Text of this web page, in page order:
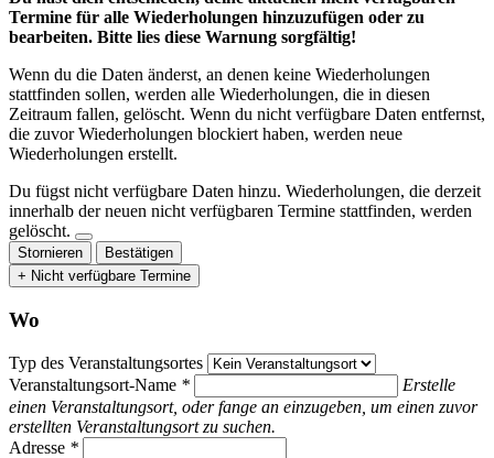
Termine für alle Wiederholungen hinzuzufügen oder zu
bearbeiten. Bitte lies diese Warnung sorgfältig!
Wenn du die Daten änderst, an denen keine Wiederholungen
stattfinden sollen, werden alle Wiederholungen, die in diesen
Zeitraum fallen, gelöscht. Wenn du nicht verfügbare Daten entfernst,
die zuvor Wiederholungen blockiert haben, werden neue
Wiederholungen erstellt.
Du fügst nicht verfügbare Daten hinzu. Wiederholungen, die derzeit
innerhalb der neuen nicht verfügbaren Termine stattfinden, werden
gelöscht.
Stornieren
Bestätigen
+ Nicht verfügbare Termine
Wo
Typ des Veranstaltungsortes
Veranstaltungsort-Name *
Erstelle
einen Veranstaltungsort, oder fange an einzugeben, um einen zuvor
erstellten Veranstaltungsort zu suchen.
Adresse *